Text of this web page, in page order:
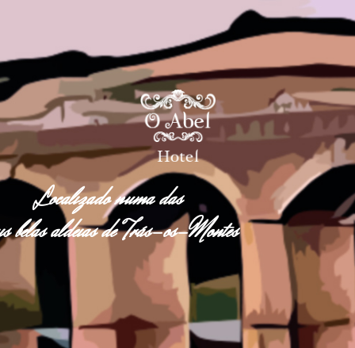
Localizado numa das
belas aldeias de Trás-os-Montes